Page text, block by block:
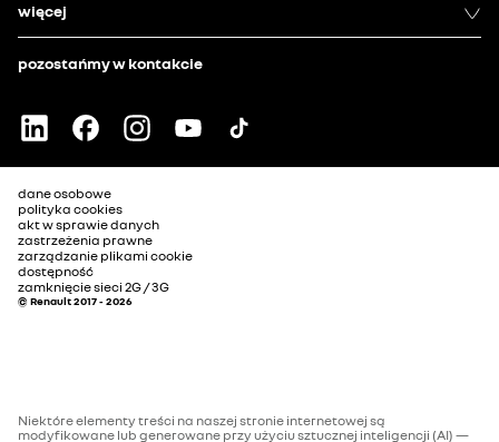
więcej
pozostańmy w kontakcie
dane osobowe
polityka cookies
akt w sprawie danych
zastrzeżenia prawne
zarządzanie plikami cookie
dostępność
zamknięcie sieci 2G / 3G
© Renault 2017 - 2026
Niektóre elementy treści na naszej stronie internetowej są
modyfikowane lub generowane przy użyciu sztucznej inteligencji (AI) —